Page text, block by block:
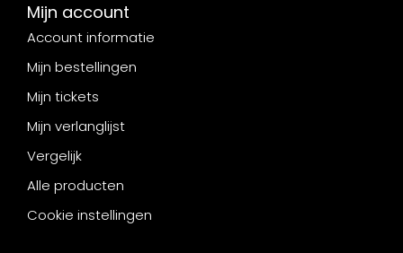
Mijn account
Account informatie
Mijn bestellingen
Mijn tickets
Mijn verlanglijst
Vergelijk
Alle producten
Cookie instellingen